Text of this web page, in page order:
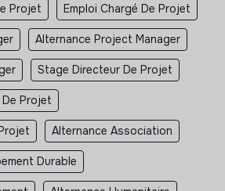
Projet Emploi Chargé De Projet
Alternance Project Manager
Stage Directeur De Projet
Projet
Alternance Association
Durable